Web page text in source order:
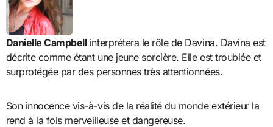
Danielle Campbellinterprétera le rôle de Davina. Davina est
décrite comme étant une jeune sorcière. Elle est troublée et
surprotégée par des personnes très attentionnées.
Son innocence vis-à-vis de la réalité du monde extérieur la
rend à la fois merveilleuse et dangereuse.